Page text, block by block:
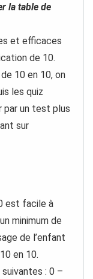
la table de
et efficaces
de 10.
10 en 10, on
les quiz
un test plus
sur
est facile à
minimum de
de l’enfant
en 10.
: 0 –